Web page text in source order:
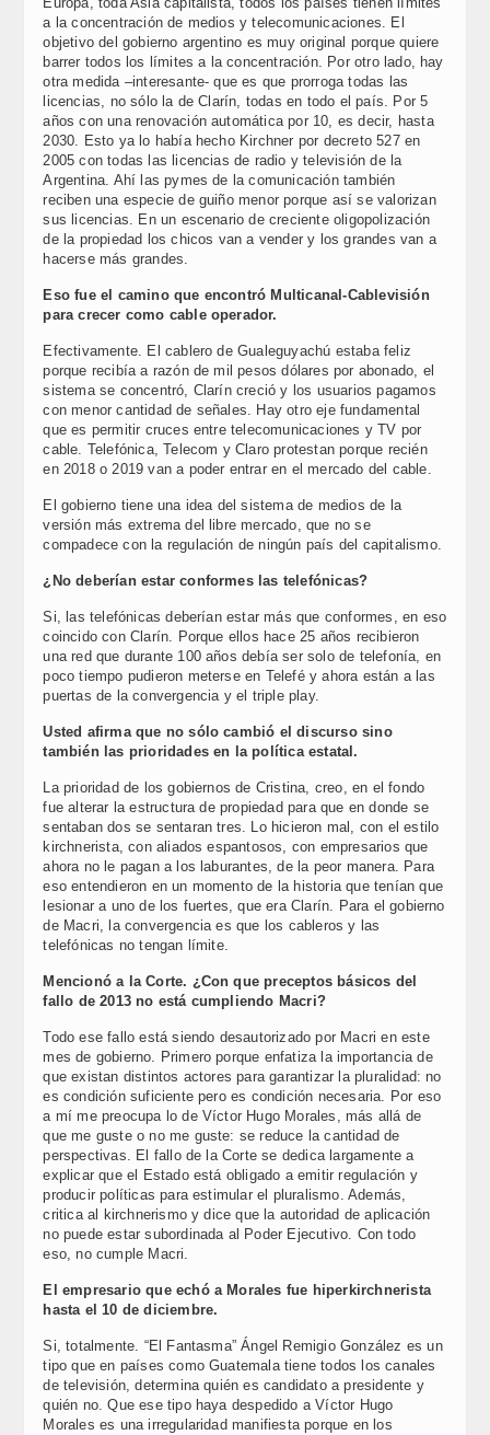
a la concentración de medios y telecomunicaciones. El
objetivo del gobierno argentino es muy original porque quiere
barrer todos los límites a la concentración. Por otro lado, hay
otra medida –interesante- que es que prorroga todas las
licencias, no sólo la de Clarín, todas en todo el país. Por 5
años con una renovación automática por 10, es decir, hasta
2030. Esto ya lo había hecho Kirchner por decreto 527 en
2005 con todas las licencias de radio y televisión de la
Argentina. Ahí las pymes de la comunicación también
reciben una especie de guiño menor porque así se valorizan
sus licencias. En un escenario de creciente oligopolización
de la propiedad los chicos van a vender y los grandes van a
hacerse más grandes.
Eso fue el camino que encontró Multicanal-Cablevisión
para crecer como cable operador.
Efectivamente. El cablero de Gualeguyachú estaba feliz
porque recibía a razón de mil pesos dólares por abonado, el
sistema se concentró, Clarín creció y los usuarios pagamos
con menor cantidad de señales. Hay otro eje fundamental
que es permitir cruces entre telecomunicaciones y TV por
cable. Telefónica, Telecom y Claro protestan porque recién
en 2018 o 2019 van a poder entrar en el mercado del cable.
El gobierno tiene una idea del sistema de medios de la
versión más extrema del libre mercado, que no se
compadece con la regulación de ningún país del capitalismo.
¿No deberían estar conformes las telefónicas?
Si, las telefónicas deberían estar más que conformes, en eso
coincido con Clarín. Porque ellos hace 25 años recibieron
una red que durante 100 años debía ser solo de telefonía, en
poco tiempo pudieron meterse en Telefé y ahora están a las
puertas de la convergencia y el triple play.
Usted afirma que no sólo cambió el discurso sino
también las prioridades en la política estatal.
La prioridad de los gobiernos de Cristina, creo, en el fondo
fue alterar la estructura de propiedad para que en donde se
sentaban dos se sentaran tres. Lo hicieron mal, con el estilo
kirchnerista, con aliados espantosos, con empresarios que
ahora no le pagan a los laburantes, de la peor manera. Para
eso entendieron en un momento de la historia que tenían que
lesionar a uno de los fuertes, que era Clarín. Para el gobierno
de Macri, la convergencia es que los cableros y las
telefónicas no tengan límite.
Mencionó a la Corte. ¿Con que preceptos básicos del
fallo de 2013 no está cumpliendo Macri?
Todo ese fallo está siendo desautorizado por Macri en este
mes de gobierno. Primero porque enfatiza la importancia de
que existan distintos actores para garantizar la pluralidad: no
es condición suficiente pero es condición necesaria. Por eso
a mí me preocupa lo de Víctor Hugo Morales, más allá de
que me guste o no me guste: se reduce la cantidad de
perspectivas. El fallo de la Corte se dedica largamente a
explicar que el Estado está obligado a emitir regulación y
producir políticas para estimular el pluralismo. Además,
critica al kirchnerismo y dice que la autoridad de aplicación
no puede estar subordinada al Poder Ejecutivo. Con todo
eso, no cumple Macri.
El empresario que echó a Morales fue hiperkirchnerista
hasta el 10 de diciembre.
Si, totalmente. “El Fantasma” Ángel Remigio González es un
tipo que en países como Guatemala tiene todos los canales
de televisión, determina quién es candidato a presidente y
quién no. Que ese tipo haya despedido a Víctor Hugo
Morales es una irregularidad manifiesta porque en los